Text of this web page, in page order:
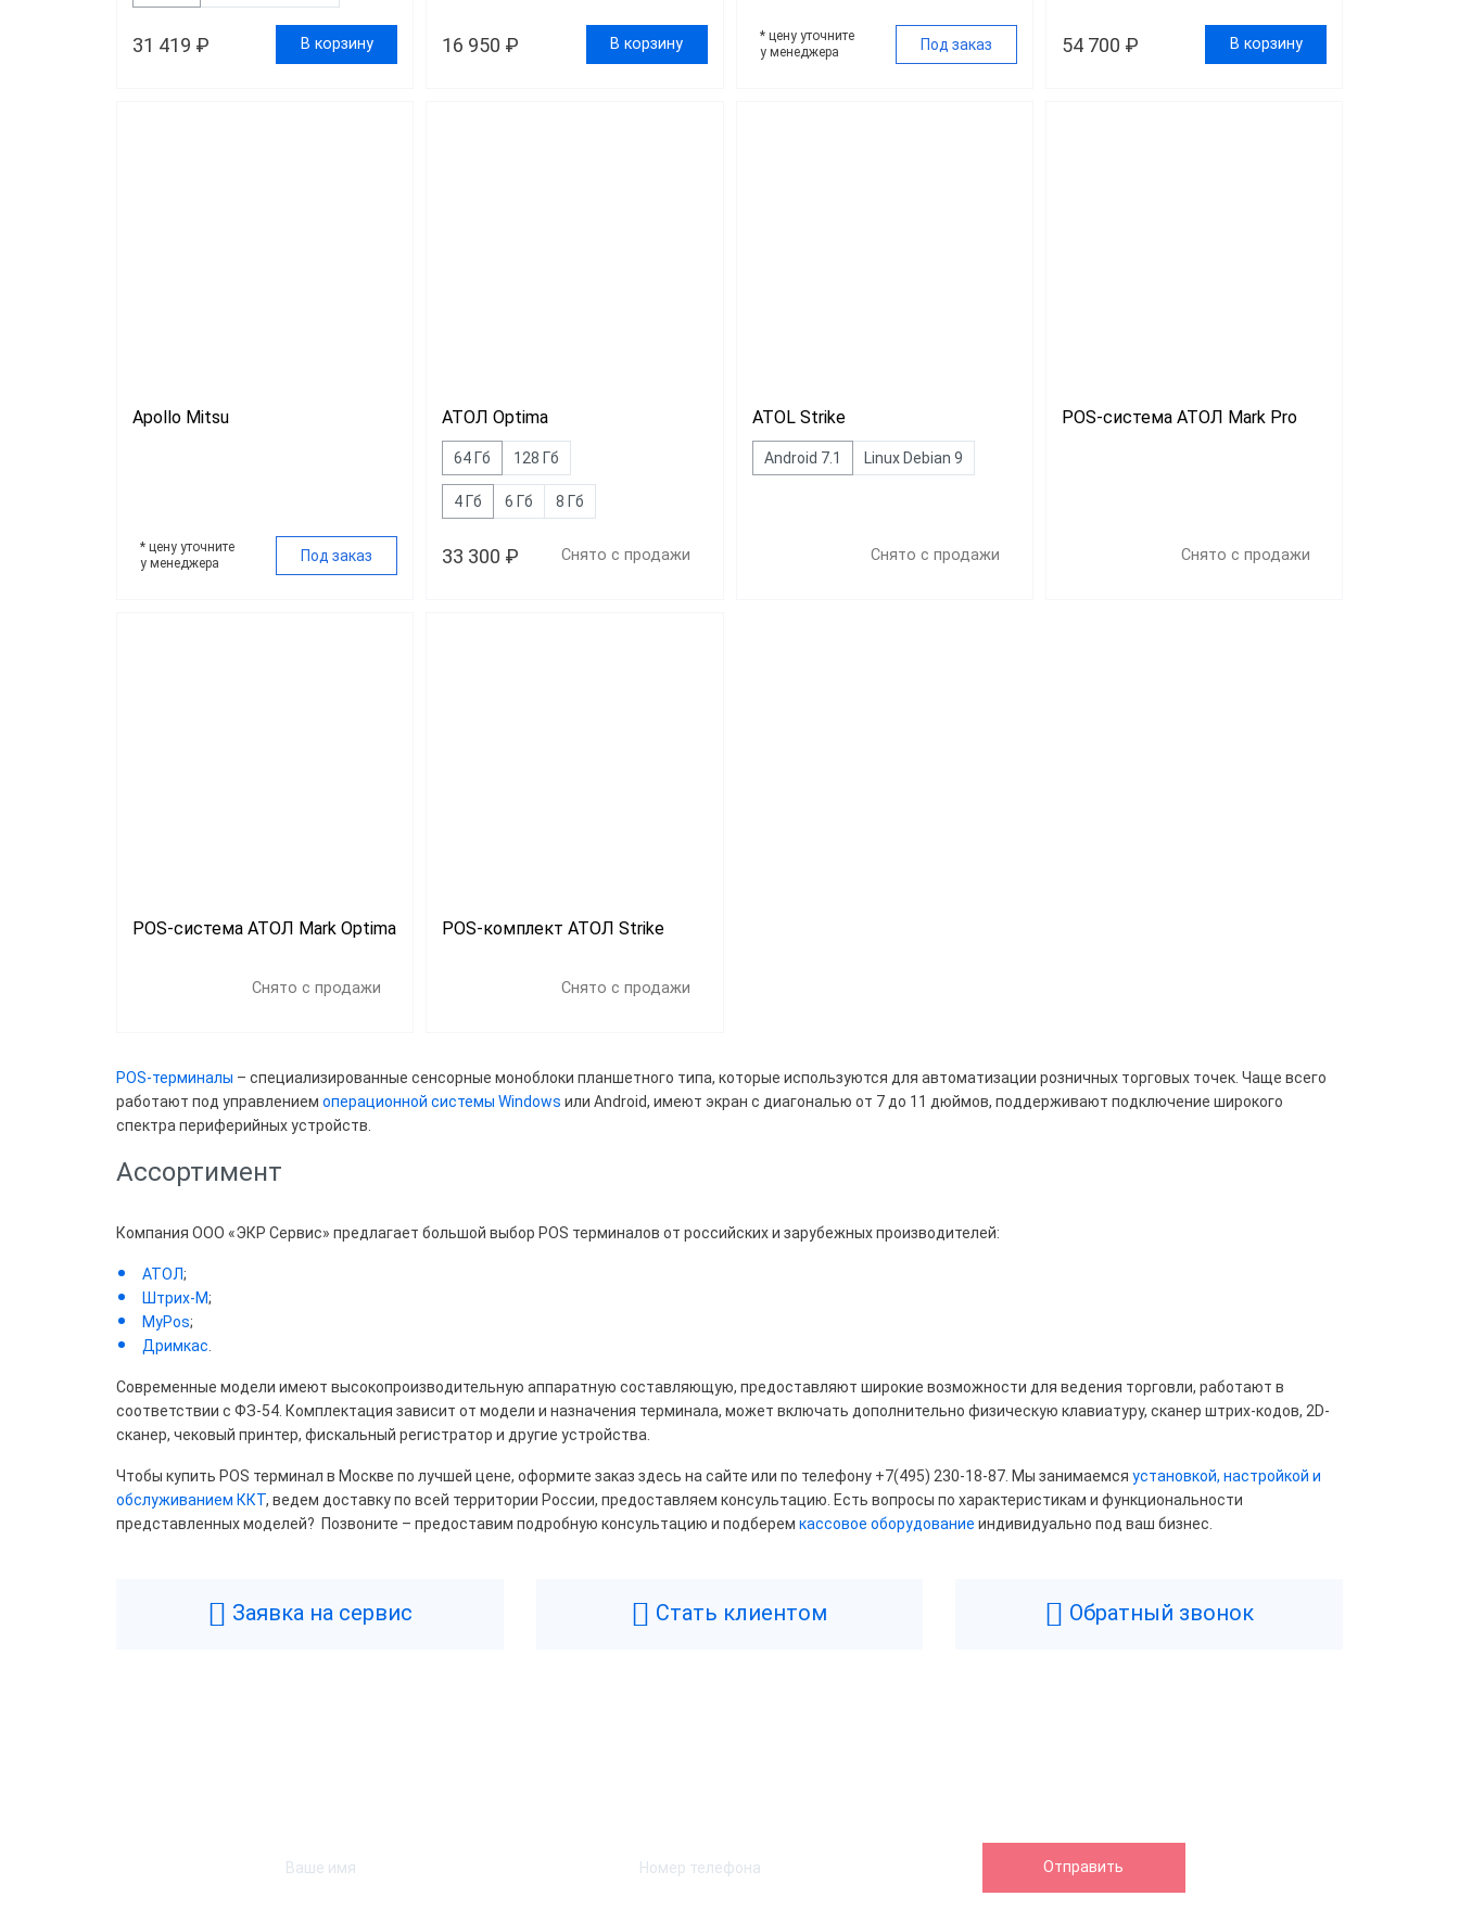
31 419 ₽ В корзину 16 950 ₽ В корзину
* цену уточните
у менеджера
Под заказ 54 700 ₽ В корзину
Apollo Mitsu
* цену уточните
у менеджера
Под заказ
АТОЛ Optima
64 Гб 128 Гб
4 Гб 6 Гб 8 Гб
33 300 ₽ Снято с продажи
ATOL Strike
Android 7.1 Linux Debian 9
Снято с продажи
POS-система АТОЛ Mark Pro
Снято с продажи
POS-система АТОЛ Mark Optima
Снято с продажи
POS-комплект АТОЛ Strike
Снято с продажи
Цена
Черный
POS-терминалы – специализированные сенсорные моноблоки планшетного типа, которые используются для автоматизации розничных торговых точек. Чаще всего
работают под управлением операционной системы Windows или Android, имеют экран с диагональю от 7 до 11 дюймов, поддерживают подключение широкого
спектра периферийных устройств.
Ассортимент
Компания ООО «ЭКР Сервис» предлагает большой выбор POS терминалов от российских и зарубежных производителей:
АТОЛ;
Штрих-М;
MyPos;
Дримкас.
Современные модели имеют высокопроизводительную аппаратную составляющую, предоставляют широкие возможности для ведения торговли, работают в
соответствии с ФЗ-54. Комплектация зависит от модели и назначения терминала, может включать дополнительно физическую клавиатуру, сканер штрих-кодов, 2D-
сканер, чековый принтер, фискальный регистратор и другие устройства.
Чтобы купить POS терминал в Москве по лучшей цене, оформите заказ здесь на сайте или по телефону +7(495) 230-18-87. Мы занимаемся установкой, настройкой и
обслуживанием ККТ, ведем доставку по всей территории России, предоставляем консультацию. Есть вопросы по характеристикам и функциональности
представленных моделей? Позвоните – предоставим подробную консультацию и подберем кассовое оборудование индивидуально под ваш бизнес.
Заявка на сервис Стать клиентом Обратный звонок